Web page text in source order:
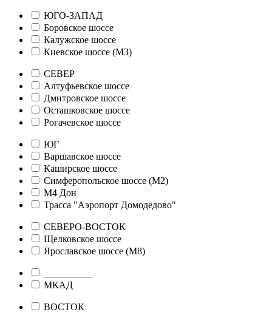
ЮГО-ЗАПАД
Боровское шоссе
Калужское шоссе
Киевское шоссе (М3)
СЕВЕР
Алтуфьевское шоссе
Дмитровское шоссе
Осташковское шоссе
Рогачевское шоссе
ЮГ
Варшавское шоссе
Каширское шоссе
Симферопольское шоссе (М2)
М4 Дон
Трасса "Аэропорт Домодедово"
СЕВЕРО-ВОСТОК
Щелковское шоссе
Ярославское шоссе (М8)
МКАД
ВОСТОК